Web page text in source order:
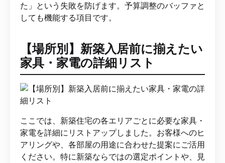
た」という失敗を防げます。予算調整のバッファと
しても機能する項目です。
【場所別】新築入居前に揃えたい
家具・家電の詳細リスト
ここでは、新築住宅の各エリアごとに必要な家具・
家電を詳細にリストアップしました。お客様へのヒ
アリングや、各部屋の用途に合わせた提案にご活用
ください。特に新築ならではの選定ポイントや、見